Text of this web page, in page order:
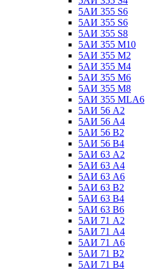
5АИ 355 S6
5АИ 355 S6
5АИ 355 S8
5АИ 355 М10
5АИ 355 М2
5АИ 355 М4
5АИ 355 М6
5АИ 355 М8
5АИ 355 МLА6
5АИ 56 А2
5АИ 56 А4
5АИ 56 В2
5АИ 56 В4
5АИ 63 А2
5АИ 63 А4
5АИ 63 А6
5АИ 63 В2
5АИ 63 В4
5АИ 63 В6
5АИ 71 А2
5АИ 71 А4
5АИ 71 А6
5АИ 71 В2
5АИ 71 В4